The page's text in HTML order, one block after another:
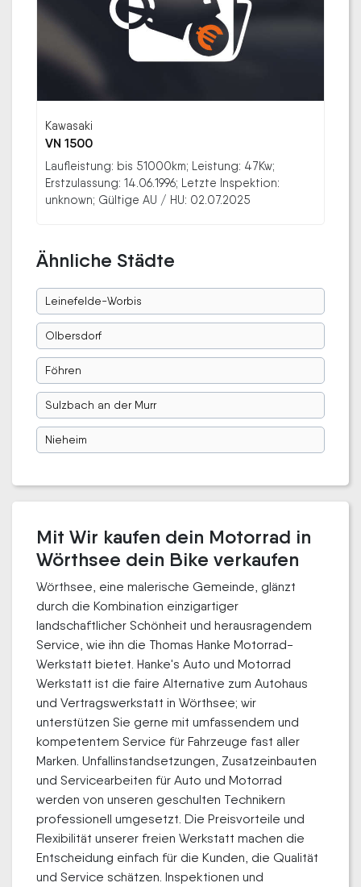
Kawasaki
VN 1500
Laufleistung: bis 51000km; Leistung: 47Kw;
Erstzulassung: 14.06.1996; Letzte Inspektion:
unknown; Gültige AU / HU: 02.07.2025
Ähnliche Städte
Leinefelde-Worbis
Olbersdorf
Föhren
Sulzbach an der Murr
Nieheim
Mit Wir kaufen dein Motorrad in
Wörthsee dein Bike verkaufen
Wörthsee, eine malerische Gemeinde, glänzt
durch die Kombination einzigartiger
landschaftlicher Schönheit und herausragendem
Service, wie ihn die Thomas Hanke Motorrad-
Werkstatt bietet. Hanke's Auto und Motorrad
Werkstatt ist die faire Alternative zum Autohaus
und Vertragswerkstatt in Wörthsee; wir
unterstützen Sie gerne mit umfassendem und
kompetentem Service für Fahrzeuge fast aller
Marken. Unfallinstandsetzungen, Zusatzeinbauten
und Servicearbeiten für Auto und Motorrad
werden von unseren geschulten Technikern
professionell umgesetzt. Die Preisvorteile und
Flexibilität unserer freien Werkstatt machen die
Entscheidung einfach für die Kunden, die Qualität
und Service schätzen. Inspektionen und